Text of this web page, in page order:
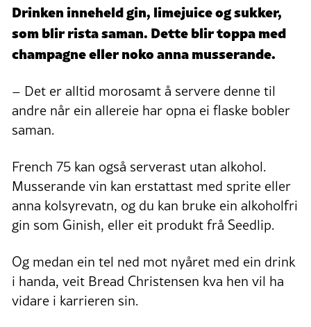
Drinken inneheld gin, limejuice og sukker,
som blir rista saman. Dette blir toppa med
champagne eller noko anna musserande.
– Det er alltid morosamt å servere denne til
andre når ein allereie har opna ei flaske bobler
saman.
French 75 kan også serverast utan alkohol.
Musserande vin kan erstattast med sprite eller
anna kolsyrevatn, og du kan bruke ein alkoholfri
gin som Ginish, eller eit produkt frå Seedlip.
Og medan ein tel ned mot nyåret med ein drink
i handa, veit Bread Christensen kva hen vil ha
vidare i karrieren sin.